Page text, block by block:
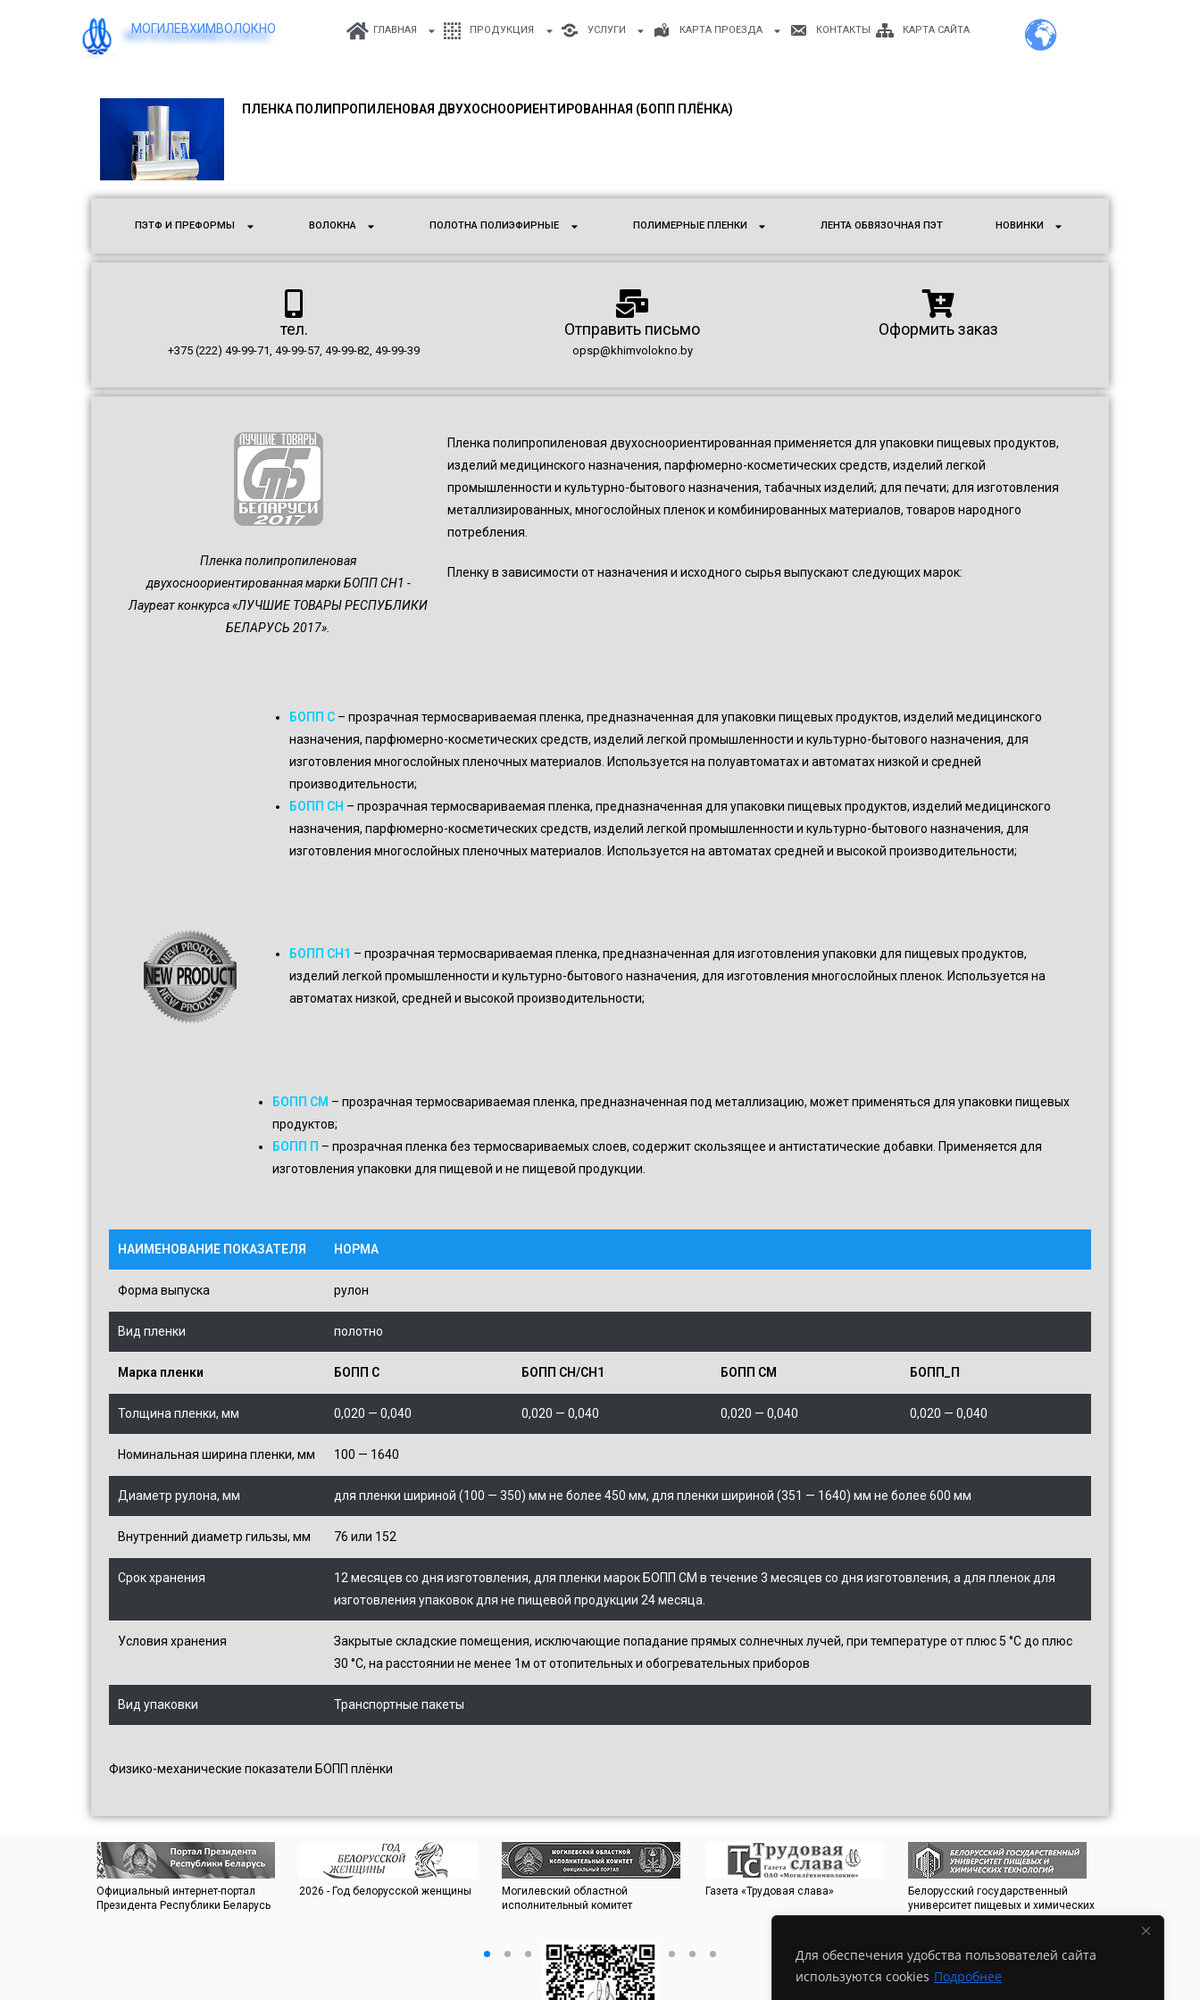
Для обеспечения удобства пользователей сайта
используются cookies Подробнее
МОГИЛЕВХИМВОЛОКНО ГЛАВНАЯ ПРОДУКЦИЯ УСЛУГИ КАРТА ПРОЕЗДА КОНТАКТЫ КАРТА САЙТА
ПЛЕНКА ПОЛИПРОПИЛЕНОВАЯ ДВУХОСНООРИЕНТИРОВАННАЯ (БОПП ПЛЁНКА)
ПЭТФ И ПРЕФОРМЫ ВОЛОКНА ПОЛОТНА ПОЛИЭФИРНЫЕ ПОЛИМЕРНЫЕ ПЛЕНКИ ЛЕНТА ОБВЯЗОЧНАЯ ПЭТ НОВИНКИ
тел.
+375 (222) 49-99-71, 49-99-57, 49-99-82, 49-99-39
Отправить письмо
opsp@khimvolokno.by
Оформить заказ
Пленка полипропиленовая
двухосноориентированная марки БОПП CH1 -
Лауреат конкурса «ЛУЧШИЕ ТОВАРЫ РЕСПУБЛИКИ
БЕЛАРУСЬ 2017».
Пленка полипропиленовая двухосноориентированная применяется для упаковки пищевых продуктов,
изделий медицинского назначения, парфюмерно-косметических средств, изделий легкой
промышленности и культурно-бытового назначения, табачных изделий; для печати; для изготовления
металлизированных, многослойных пленок и комбинированных материалов, товаров народного
потребления.
Пленку в зависимости от назначения и исходного сырья выпускают следующих марок:
БОПП C – прозрачная термосвариваемая пленка, предназначенная для упаковки пищевых продуктов, изделий медицинского
назначения, парфюмерно-косметических средств, изделий легкой промышленности и культурно-бытового назначения, для
изготовления многослойных пленочных материалов. Используется на полуавтоматах и автоматах низкой и средней
производительности;
БОПП CH – прозрачная термосвариваемая пленка, предназначенная для упаковки пищевых продуктов, изделий медицинского
назначения, парфюмерно-косметических средств, изделий легкой промышленности и культурно-бытового назначения, для
изготовления многослойных пленочных материалов. Используется на автоматах средней и высокой производительности;
БОПП CH1 – прозрачная термосвариваемая пленка, предназначенная для изготовления упаковки для пищевых продуктов,
изделий легкой промышленности и культурно-бытового назначения, для изготовления многослойных пленок. Используется на
автоматах низкой, средней и высокой производительности;
БОПП CM – прозрачная термосвариваемая пленка, предназначенная под металлизацию, может применяться для упаковки пищевых
продуктов;
БОПП П – прозрачная пленка без термосвариваемых слоев, содержит скользящее и антистатические добавки. Применяется для
изготовления упаковки для пищевой и не пищевой продукции.
НАИМЕНОВАНИЕ ПОКАЗАТЕЛЯ НОРМА
Форма выпуска рулон
Вид пленки полотно
Марка пленки БОПП C БОПП CH/CH1 БОПП CM БOПП_П
Толщина пленки, мм 0,020 — 0,040 0,020 — 0,040 0,020 — 0,040 0,020 — 0,040
Номинальная ширина пленки, мм 100 — 1640
Диаметр рулона, мм для пленки шириной (100 — 350) мм не более 450 мм, для пленки шириной (351 — 1640) мм не более 600 мм
Внутренний диаметр гильзы, мм 76 или 152
Срок хранения
12 месяцев со дня изготовления, для пленки марок БОПП CM в течение 3 месяцев со дня изготовления, а для пленок для
изготовления упаковок для не пищевой продукции 24 месяца.
Условия хранения
Закрытые складские помещения, исключающие попадание прямых солнечных лучей, при температуре от плюс 5 °С до плюс
30 °С, на расстоянии не менее 1м от отопительных и обогревательных приборов
Вид упаковки Транспортные пакеты
Физико-механические показатели БОПП плёнки
Официальный интернет-портал
Президента Республики Беларусь
2026 - Год белорусской женщины
Могилевский областной
исполнительный комитет
Газета «Трудовая слава»
Белорусский государственный
университет пищевых и химических
технологий